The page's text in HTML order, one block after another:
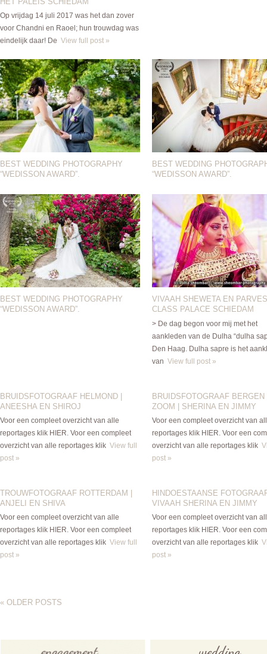
Op vrijdag 14 juli 2017 was het dan zover
voor Chandni en Raoel; hun trouwdag was
eindelijk daar! De View full post »
BEST WEDDING PHOTOGRAPHY
“WEDISSON AWARD”.
BEST WEDDING
“WEDISSON AWARD”.
BEST WEDDING PHOTOGRAPHY
“WEDISSON AWARD”.
VIVAAH SHEWETA EN
CLASS PALACE SCHIEDAM
> De dag begon voor mij met het
aankleden van de Dulha “dulha
Den Haag. Dulha sapre is het
van View full post »
BRUIDSFOTOGRAAF HELMOND |
ANEESHA EN SHIROJ
Voor een compleet overzicht van alle
reportages klik HIER. Voor een compleet
overzicht van alle reportages klik View full
post »
BRUIDSFOTOGRAAF BERGEN
ZOOM | SHERINA EN JIMMY
Voor een compleet overzicht van
reportages klik HIER. Voor een
overzicht van alle reportages klik
post »
TROUWFOTOGRAAF ROTTERDAM |
ANJELI EN SHIVA
Voor een compleet overzicht van alle
reportages klik HIER. Voor een compleet
overzicht van alle reportages klik View full
post »
HINDOESTAANSE
VIVAAH SHERINA EN JIMMY
Voor een compleet overzicht van
reportages klik HIER. Voor een
overzicht van alle reportages klik
post »
« OLDER POSTS